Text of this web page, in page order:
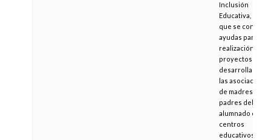
Inclusión
Educativa, por la
que se
ayudas para la
realización de
proyectos a
desarrollar por
las asociaciones
de madres y
padres del
alumnado de
centros
educativos